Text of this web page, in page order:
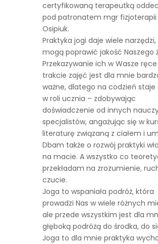
certyfikowaną terapeutką
pod patronatem mgr fizjoterapii
Osipiuk.
Praktyka jogi daje wiele
mogą poprawić jakość Naszego
Przekazywanie ich w Wasze
trakcie zajęć jest dla mnie
ważne, dlatego na codzień staje
w roli ucznia – zdobywając
doświadczenie od innych
specjalistów, angażując się w
literaturę związaną z ciałem i
Dbam także o rozwój praktyki
na macie. A wszystko co
przekładam na zrozumienie,
czucie.
Joga to wspaniała podróż, która
prowadzi Nas w wiele różnych
ale przede wszystkim jest dla
głęboką podróżą do środka, do
Joga to dla mnie praktyka